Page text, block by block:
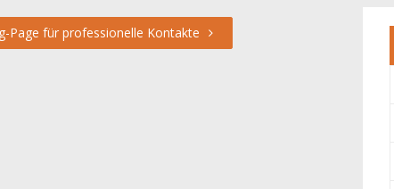
Page für professionelle Kontakte